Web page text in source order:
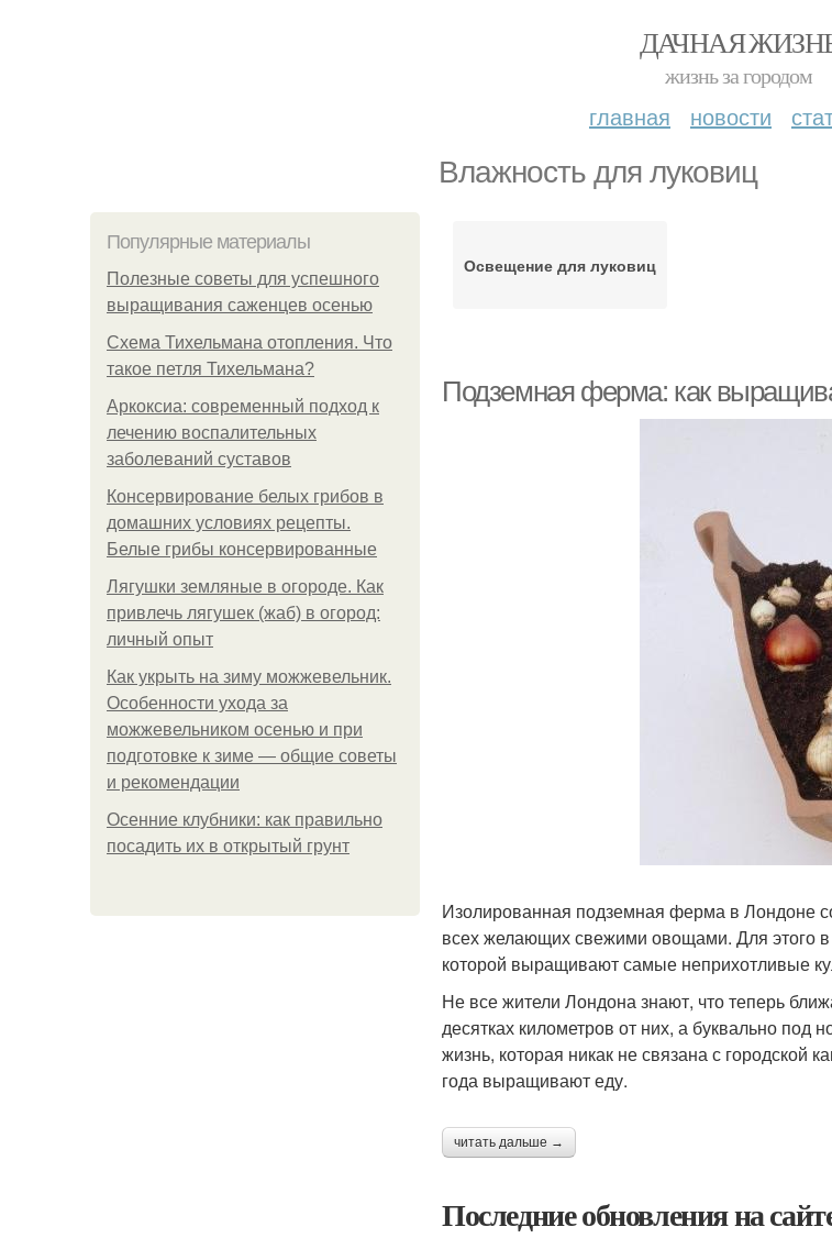
ДАЧНАЯ
жизнь за городом
главная новости
Влажность для луковиц
Популярные материалы
Полезные советы для успешного
выращивания саженцев осенью
Схема Тихельмана отопления. Что
такое петля Тихельмана?
Аркоксиа: современный подход к
лечению воспалительных
заболеваний суставов
Консервирование белых грибов в
домашних условиях рецепты.
Белые грибы консервированные
Лягушки земляные в огороде. Как
привлечь лягушек (жаб) в огород:
личный опыт
Как укрыть на зиму можжевельник.
Особенности ухода за
можжевельником осенью и при
подготовке к зиме — общие советы
и рекомендации
Осенние клубники: как правильно
посадить их в открытый грунт
Освещение для луковиц
Подземная ферма: как
Изолированная подземная ферма в Лондоне
всех желающих свежими овощами. Для этого
которой выращивают самые неприхотливые
Не все жители Лондона знают, что теперь
десятках километров от них, а буквально под
жизнь, которая никак не связана с городской
года выращивают еду.
читать дальше →
Последние обновления на